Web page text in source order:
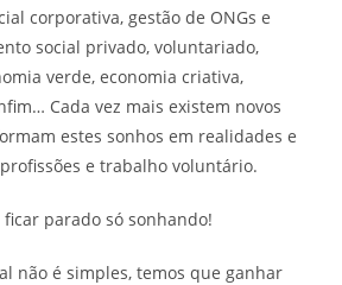
corporativa, gestão de ONGs e
social privado, voluntariado,
verde, economia criativa,
Cada vez mais existem novos
estes sonhos em realidades e
e trabalho voluntário.
parado só sonhando!
não é simples, temos que ganhar